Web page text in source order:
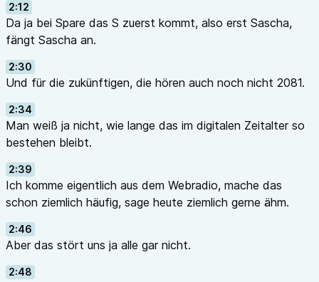
2:12
Da ja bei Spare das S zuerst kommt, also erst Sascha,
fängt Sascha an.
2:30
Und für die zukünftigen, die hören auch noch nicht 2081.
2:34
Man weiß ja nicht, wie lange das im digitalen Zeitalter so
bestehen bleibt.
2:39
Ich komme eigentlich aus dem Webradio, mache das
schon ziemlich häufig, sage heute ziemlich gerne ähm.
2:46
Aber das stört uns ja alle gar nicht.
2:48